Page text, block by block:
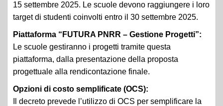
15 settembre 2025. Le scuole devono raggiungere i loro
target di studenti coinvolti entro il 30 settembre 2025.
Piattaforma “FUTURA PNRR – Gestione Progetti”:
Le scuole gestiranno i progetti tramite questa
piattaforma, dalla presentazione della proposta
progettuale alla rendicontazione finale.
Opzioni di costo semplificate (OCS):
Il decreto prevede l’utilizzo di OCS per semplificare la